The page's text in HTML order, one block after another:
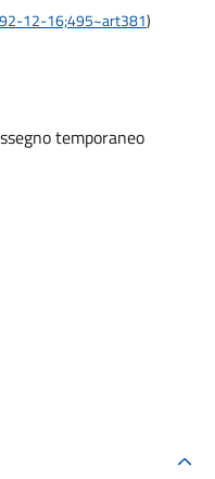
12-16;495~art381)
temporaneo